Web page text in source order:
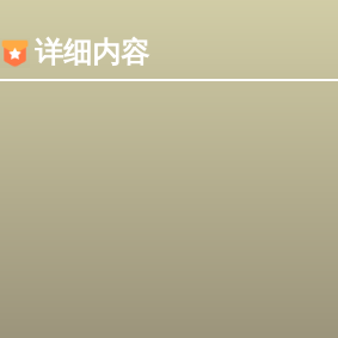
详细内容